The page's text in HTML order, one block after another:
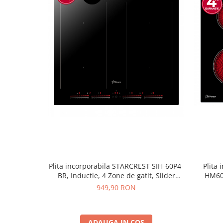
Plita incorporabila STARCREST SIH-60P4-
BR, Inductie, 4 Zone de gatit, Slider
Touch Control, Booster, Functie Bridge,
949,90 RON
Plita